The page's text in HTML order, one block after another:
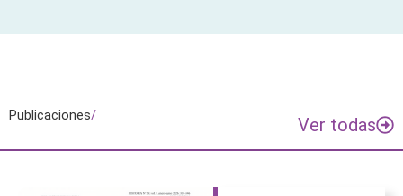
Publicaciones/ Ver todas